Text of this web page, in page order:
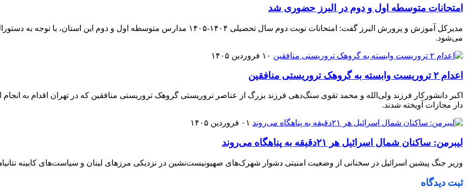
امتحانات متوسطه اول و دوم در البرز حضوری شد
مدیرکل آموزش و پرورش البرز گفت: امتحانات نوبت دوم سال تحصیلی ۱۴۰۴-۱۴۰۵ مدارس
می‌شود.
۱۰ فروردین ۱۴۰۵
اعدام ۲ تروریست وابسته به گروهک تروریستی منافقین
اکبر دانشورکار فرزند ولی‌الله و محمد تقوی سنگ‌دهی فرزند بزرگ از عناصر تروریستی گروهک تروریستی منافقین که در تهران اقدام به
دار مجازات آویخته شدند.
۰۱ فروردین ۱۴۰۵
لیبرمن: ساکنان شمال اسرائیل هر ۲۱دقیقه به پناهگاه می‌روند
وزیر جنگ پیشین اسرائیل در سخنانی از وضعیت امنیتی دشوار شهرک‌های صهیونیست‌نشین در نزدیکی مرزهای لبنان و سیاست‌های کابینه
ثبت دیدگاه